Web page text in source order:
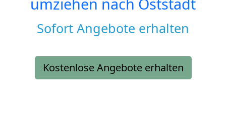
Sofort Angebote erhalten
Kostenlose Angebote erhalten